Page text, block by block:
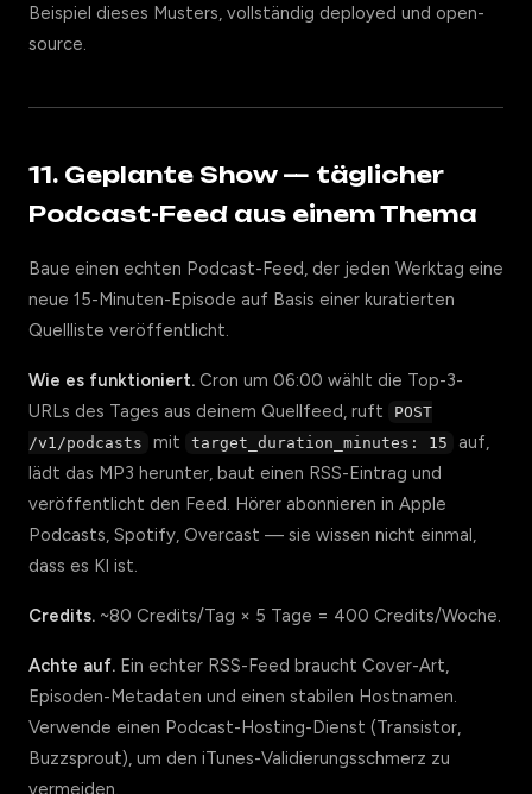
Beispiel dieses Musters, vollständig deployed und open-
source.
11. Geplante Show — täglicher
Podcast-Feed aus einem Thema
Baue einen echten Podcast-Feed, der jeden Werktag eine
neue 15-Minuten-Episode auf Basis einer kuratierten
Quellliste veröffentlicht.
Wie es funktioniert. Cron um 06:00 wählt die Top-3-
URLs des Tages aus deinem Quellfeed, ruft
POST
/v1/podcasts
mit target_duration_minutes: 15
auf,
lädt das MP3 herunter, baut einen RSS-Eintrag und
veröffentlicht den Feed. Hörer abonnieren in Apple
Podcasts, Spotify, Overcast — sie wissen nicht einmal,
dass es KI ist.
Credits. ~80 Credits/Tag × 5 Tage = 400 Credits/Woche.
Achte auf. Ein echter RSS-Feed braucht Cover-Art,
Episoden-Metadaten und einen stabilen Hostnamen.
Verwende einen Podcast-Hosting-Dienst (Transistor,
Buzzsprout), um den iTunes-Validierungsschmerz zu
vermeiden.